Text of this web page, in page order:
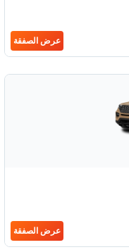
عرض الصفقة
عرض الصفقة